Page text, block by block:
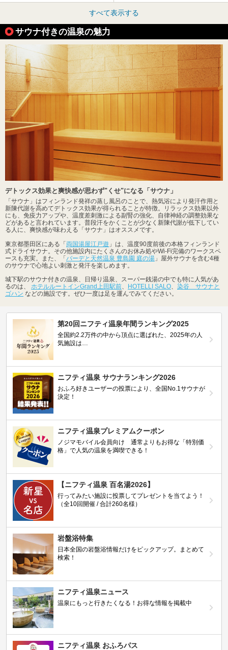
すべて表示する
サウナ付きの温泉の魅力
デトックス効果と爽快感が思わず"くせ"になる「サウナ」
「サウナ」はフィンランド発祥の蒸し風呂のことで、熱気浴により発汗作用と
新陳代謝を高めてデトックス効果が得られることが特徴。リラックス効果以外
にも、免疫力アップや、温度差刺激による副腎の強化、自律神経の調整効果な
どがあると言われています。普段汗をかくことが少なく新陳代謝が低下してい
る人に、爽快感が味わえる「サウナ」はオススメです。
東京都墨田区にある「 両国湯屋江戸遊 」は、温度90度前後の本格フィンランド
式ドライサウナ。その他施設内にたくさんのお休み処やWi-Fi完備のワークスペ
ースも充実。また、「 バーデと天然温泉 豊島園 庭の湯 」屋外サウナを含む4種
のサウナで心地よい刺激と発汗を楽しめます。
城下駅のサウナ付きの温泉、日帰り温泉、スーパー銭湯の中でも特に人気があ
るのは、 ホテルルートインGrand上田駅前、 HOTELLI SALO、 染谷 サウナと
ゴハン などの施設です。ぜひ一度は足を運んでみてください。
第20回ニフティ温泉年間ランキング2025
全国約2.2万件の中から頂点に選ばれた、2025年の人
気施設は…
ニフティ温泉 サウナランキング2026
おふろ好きユーザーの投票により、全国No.1サウナが
決定！
ニフティ温泉プレミアムクーポン
ノジマモバイル会員向け 通常よりもお得な「特別価
格」で人気の温泉を満喫できる！
【ニフティ温泉 百名湯2026】
行ってみたい施設に投票してプレゼントを当てよう！
（全10回開催 / 合計260名様）
岩盤浴特集
日本全国の岩盤浴情報だけをピックアップ。まとめて
検索！
ニフティ温泉ニュース
温泉にもっと行きたくなる！お得な情報を掲載中
ニフティ温泉 おふろパス